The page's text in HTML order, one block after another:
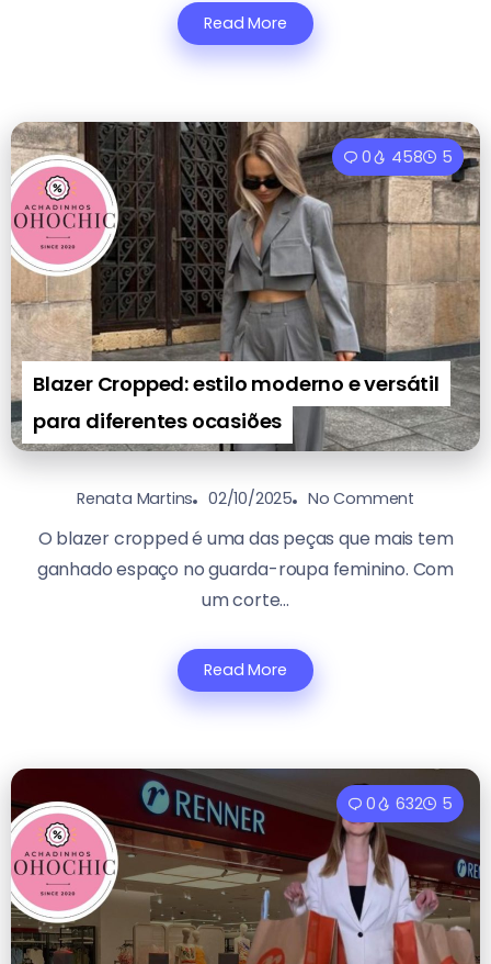
Read More
Blazer Cropped: estilo moderno e versátil
para diferentes ocasiões
0 458 5
Renata Martins 02/10/2025 No Comment
O blazer cropped é uma das peças que mais tem
ganhado espaço no guarda-roupa feminino. Com
um corte...
Read More
0 632 5